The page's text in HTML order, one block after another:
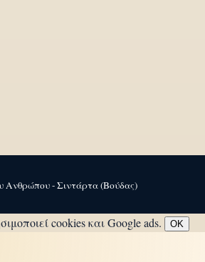
Ανθρώπου - Σιντάρτα (Βούδας)
cookies και Google ads. OK